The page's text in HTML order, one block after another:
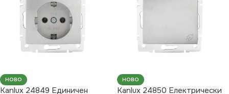
НОВО
Kanlux 24849 Единичен
НОВО
Kanlux 24850 Електрически